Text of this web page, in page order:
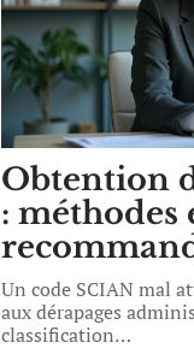
Obtention
: méthodes
Un code SCIAN mal
aux dérapages
classification…